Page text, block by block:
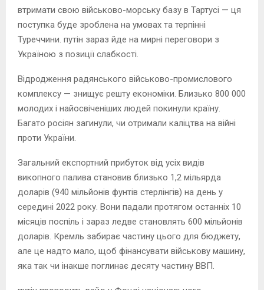
втримати свою військово-морську базу в Тартусі — ця
поступка буде зроблена на умовах та терпінні
Туреччини. путін зараз йде на мирні переговори з
Україною з позиції слабкості.
Відродження радянського військово-промислового
комплексу — знищує решту економіки. Близько 800 000
молодих і найосвіченіших людей покинули країну.
Багато росіян загинули, чи отримали каліцтва на війні
проти України.
Загальний експортний прибуток від усіх видів
викопного палива становив близько 1,2 мільярда
доларів (940 мільйонів фунтів стерлінгів) на день у
середині 2022 року. Вони падали протягом останніх 10
місяців поспіль і зараз ледве становлять 600 мільйонів
доларів. Кремль забирає частину цього для бюджету,
але це надто мало, щоб фінансувати військову машину,
яка так чи інакше поглинає десяту частину ВВП.